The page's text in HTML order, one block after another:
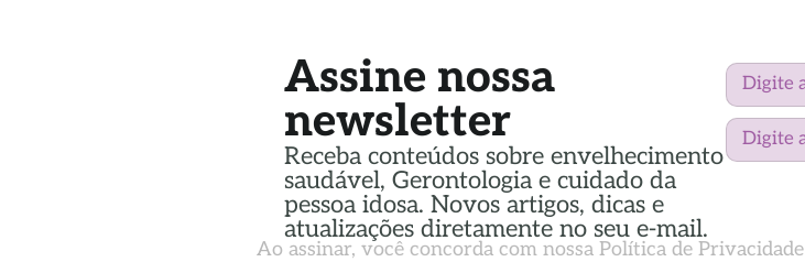
Assine nossa
newsletter
Receba conteúdos sobre envelhecimento
saudável, Gerontologia e cuidado da
pessoa idosa. Novos artigos, dicas e
atualizações diretamente no seu e-mail.
Ao assinar, você concorda com nossa Política de Privacidade